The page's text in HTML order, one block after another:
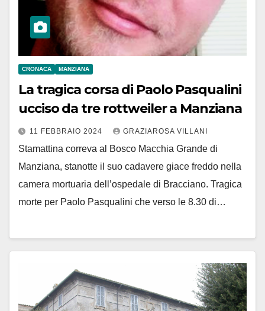
CRONACA MANZIANA
La tragica corsa di Paolo Pasqualini
ucciso da tre rottweiler a Manziana
11 FEBBRAIO 2024 GRAZIAROSA VILLANI
Stamattina correva al Bosco Macchia Grande di
Manziana, stanotte il suo cadavere giace freddo nella
camera mortuaria dell’ospedale di Bracciano. Tragica
morte per Paolo Pasqualini che verso le 8.30 di…